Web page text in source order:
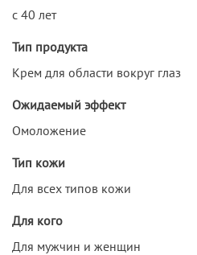
с 40 лет
Тип продукта
Крем для области вокруг глаз
Ожидаемый эффект
Омоложение
Тип кожи
Для всех типов кожи
Для кого
Для мужчин и женщин